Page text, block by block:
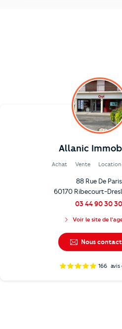
Allanic
Achat Vente Location
88 Rue De Paris
60170 Ribecourt-
03 44 90 30 30
Voir le site de
Nous
166